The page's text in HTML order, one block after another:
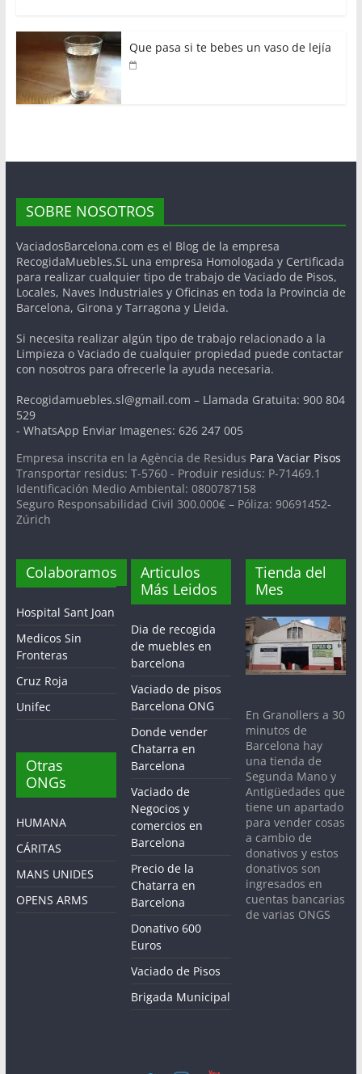
Que pasa si te bebes un vaso de lejía
SOBRE NOSOTROS
VaciadosBarcelona.com es el Blog de la empresa
RecogidaMuebles.SL una empresa Homologada y Certificada
para realizar cualquier tipo de trabajo de Vaciado de Pisos,
Locales, Naves Industriales y Oficinas en toda la Provincia de
Barcelona, Girona y Tarragona y Lleida.
Si necesita realizar algún tipo de trabajo relacionado a la
Limpieza o Vaciado de cualquier propiedad puede contactar
con nosotros para ofrecerle la ayuda necesaria.
Recogidamuebles.sl@gmail.com – Llamada Gratuita: 900 804
529
- WhatsApp Enviar Imagenes: 626 247 005
Empresa inscrita en la Agència de Residus Para Vaciar Pisos
Transportar residus: T-5760 - Produir residus: P-71469.1
Identificación Medio Ambiental: 0800787158
Seguro Responsabilidad Civil 300.000€ – Póliza: 90691452-
Zúrich
Colaboramos
Hospital Sant Joan
Medicos Sin
Fronteras
Cruz Roja
Unifec
Otras
ONGs
HUMANA
CÁRITAS
MANS UNIDES
OPENS ARMS
Articulos
Más Leidos
Dia de recogida
de muebles en
barcelona
Vaciado de pisos
Barcelona ONG
Donde vender
Chatarra en
Barcelona
Vaciado de
Negocios y
comercios en
Barcelona
Precio de la
Chatarra en
Barcelona
Donativo 600
Euros
Vaciado de Pisos
Brigada Municipal
Tienda del
Mes
En Granollers a 30
minutos de
Barcelona hay
una tienda de
Segunda Mano y
Antigüedades que
tiene un apartado
para vender cosas
a cambio de
donativos y estos
donativos son
ingresados en
cuentas bancarias
de varias ONGS